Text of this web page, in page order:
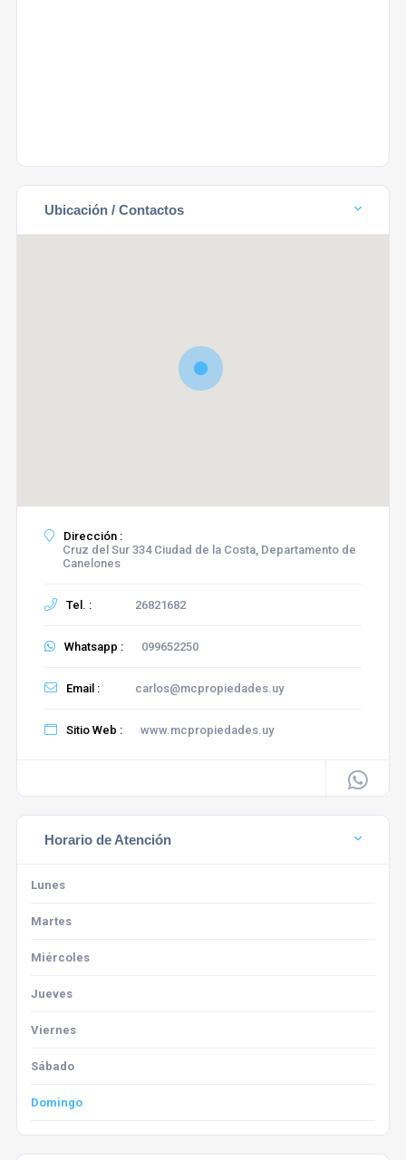
Ubicación / Contactos
Dirección :
Cruz del Sur 334 Ciudad de la Costa, Departamento de
Canelones
Tel. : 26821682
Whatsapp : 099652250
Email : carlos@mcpropiedades.uy
Sitio Web : www.mcpropiedades.uy
Horario de Atención
Lunes
Martes
Miércoles
Jueves
Viernes
Sábado
Domingo